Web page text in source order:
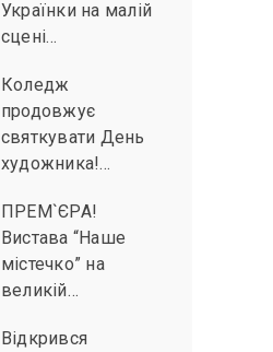
Українки на малій
сцені…
Коледж
продовжує
святкувати День
художника!…
ПРЕМ`ЄРА!
Вистава “Наше
містечко” на
великій…
Відкрився